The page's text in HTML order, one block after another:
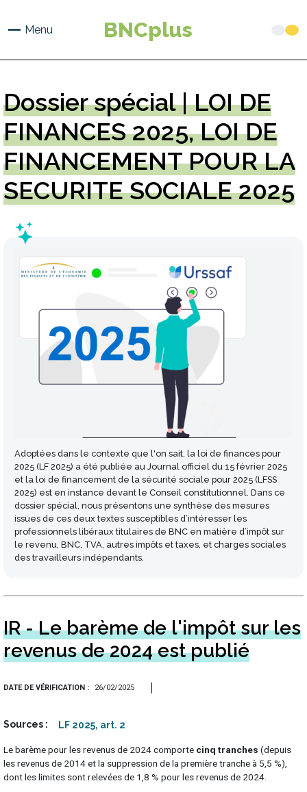
principal
Menu BNCplus
Dossierspécial | LOI DE
FINANCES 2025, LOI DE
FINANCEMENT POUR LA
SECURITE SOCIALE 2025
Adoptées dans le contexte que l'on sait, la loi de finances pour
2025 (LF 2025) a été publiée au Journal officiel du 15 février 2025
et la loi de financement de la sécurité sociale pour 2025 (LFSS
2025) est en instance devant le Conseil constitutionnel. Dans ce
dossier spécial, nous présentons une synthèse des mesures
issues de ces deux textes susceptibles d’intéresser les
professionnels libéraux titulaires de BNC en matière d’impôt sur
le revenu, BNC, TVA, autres impôts et taxes, et charges sociales
des travailleurs indépendants.
IR - Le barème de l'impôt sur les
revenus de 2024 est publié
DATE DE VÉRIFICATION 26/02/2025
Sources LF 2025, art. 2
Le barème pour les revenus de 2024 comporte cinq tranches (depuis
les revenus de 2014 et la suppression de la première tranche à 5,5 %),
dont les limites sont relevées de 1,8 % pour les revenus de 2024.